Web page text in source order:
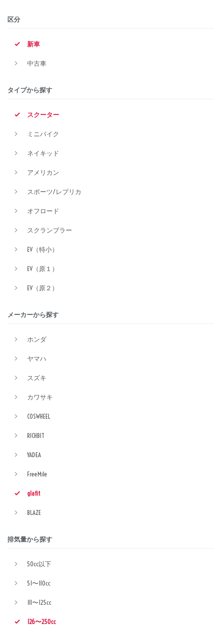
区分
新車
中古車
タイプから探す
スクーター
ミニバイク
ネイキッド
アメリカン
スポーツ/レプリカ
オフロード
スクランブラー
EV（特小）
EV（原１）
EV（原２）
メーカーから探す
ホンダ
ヤマハ
スズキ
カワサキ
COSWHEEL
RICHBIT
YADEA
FreeMile
glafit
BLAZE
排気量から探す
50cc以下
51〜110cc
111〜125cc
126〜250cc
タイプ
価格